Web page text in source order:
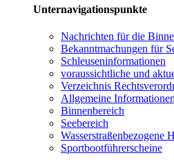
Unternavigationspunkte
Nachrichten für die
Bekanntmachungen für
Schleuseninformationen
voraussichtliche und
Verzeichnis
Allgemeine Informationen
Binnenbereich
Seebereich
Wasserstraßenbezogene
Sportbootführerscheine